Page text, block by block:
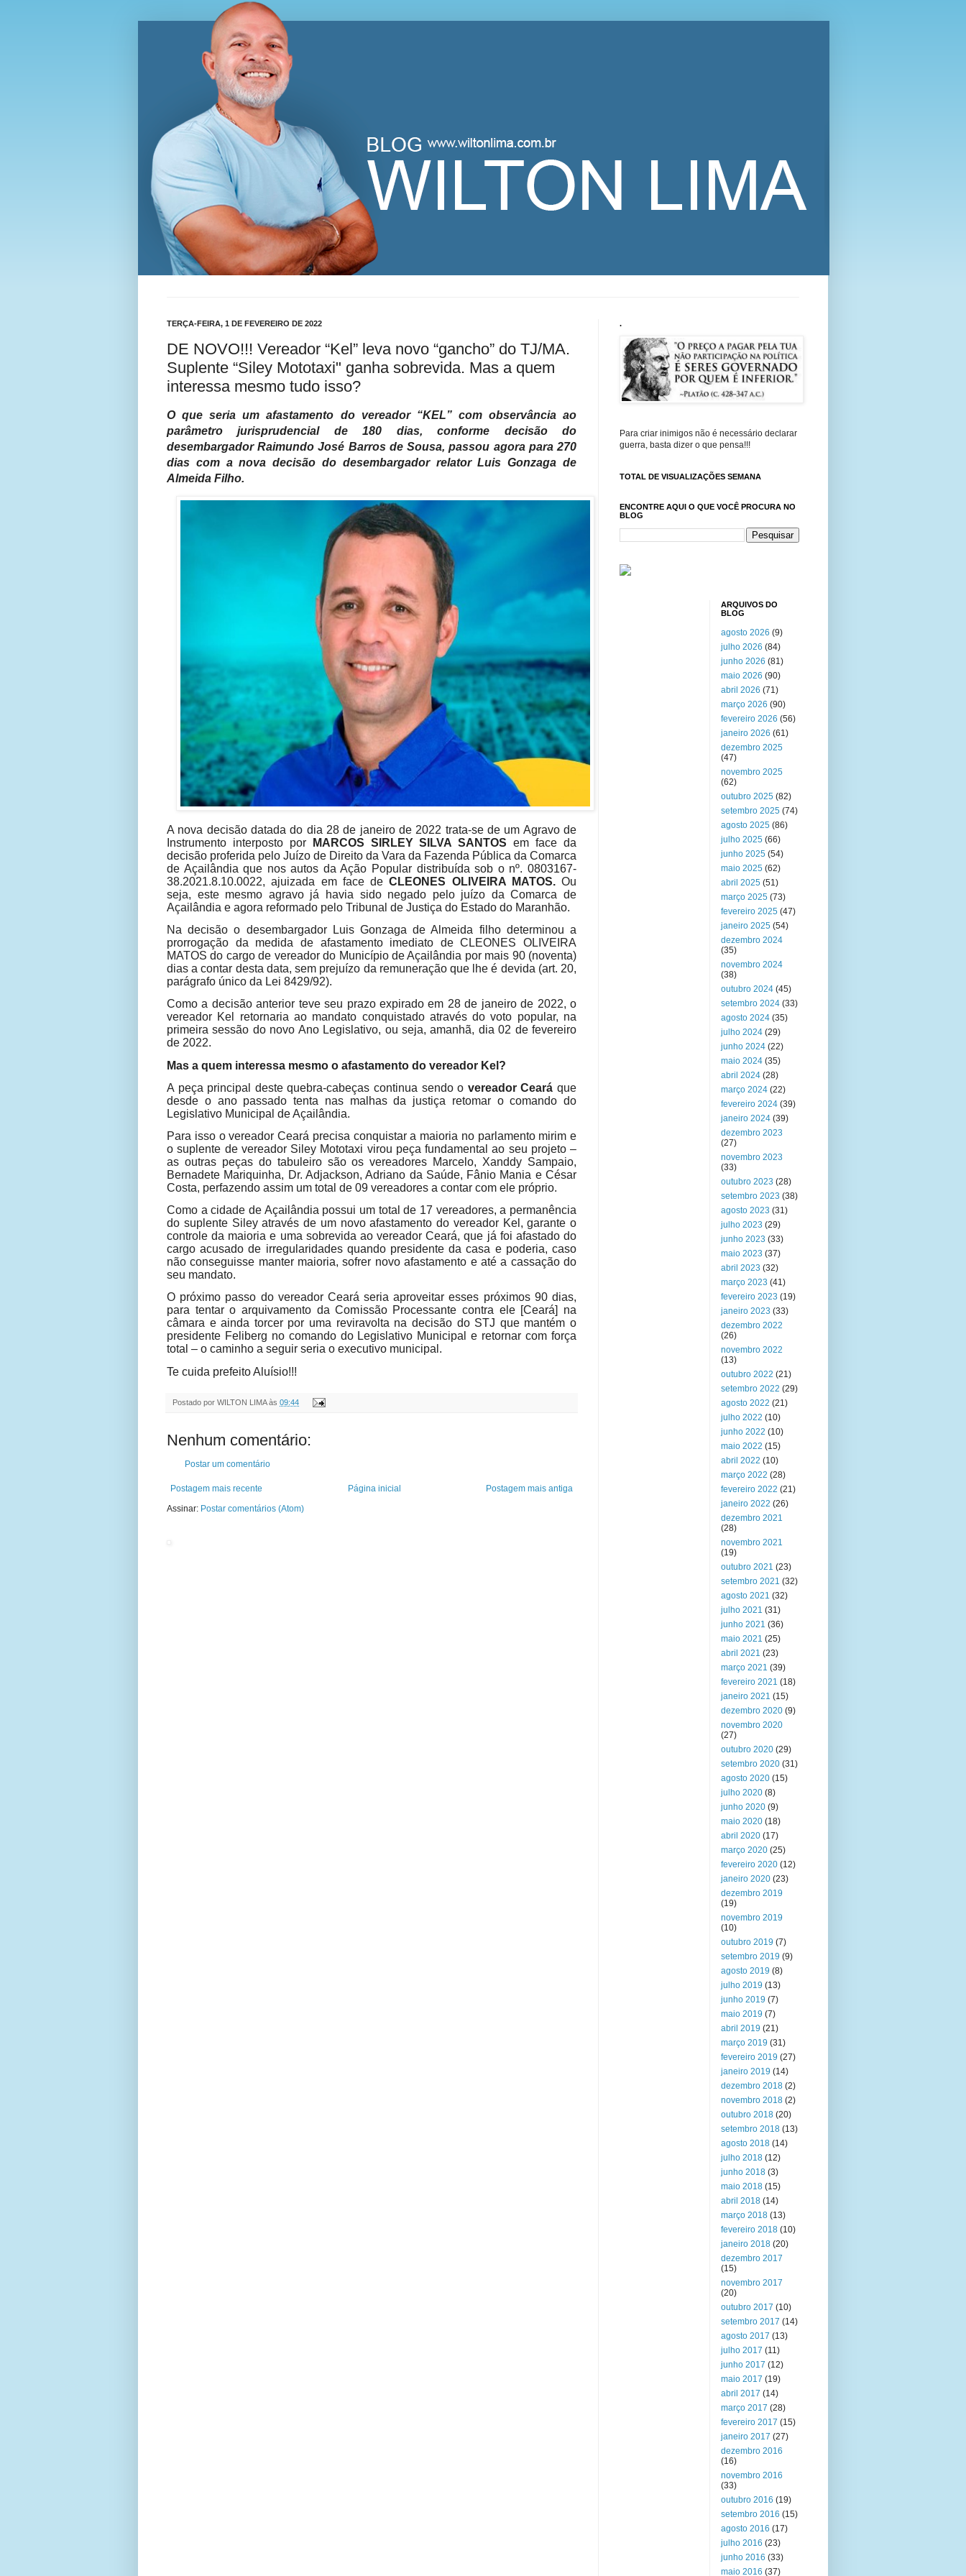
Blog Wilton Lima
TERÇA-FEIRA, 1 DE FEVEREIRO DE 2022
DE NOVO!!! Vereador “Kel” leva novo “gancho” do TJ/MA.
Suplente “Siley Mototaxi" ganha sobrevida. Mas a quem
interessa mesmo tudo isso?
O que seria um afastamento do vereador “KEL” com observância ao
parâmetro jurisprudencial de 180 dias, conforme decisão do
desembargador Raimundo José Barros de Sousa, passou agora para 270
dias com a nova decisão do desembargador relator Luis Gonzaga de
Almeida Filho.
A nova decisão datada do dia 28 de janeiro de 2022 trata-se de um Agravo de
Instrumento interposto por
MARCOS SIRLEY SILVA SANTOS em face da
decisão proferida pelo Juízo de Direito da Vara da Fazenda Pública da Comarca
de Açailândia que nos autos da Ação Popular distribuída sob o nº. 0803167-
38.2021.8.10.0022, ajuizada em face deCLEONES OLIVEIRA MATOS. Ou
seja, este mesmo agravo já havia sido negado pelo juízo da Comarca de
Açailândia e agora reformado pelo Tribunal de Justiça do Estado do Maranhão.
Na decisão o desembargador Luis Gonzaga de Almeida filho determinou a
prorrogação da medida de afastamento imediato de CLEONES OLIVEIRA
MATOS do cargo de vereador do Município de Açailândia por mais 90 (noventa)
dias a contar desta data, sem prejuízo da remuneração que lhe é devida (art. 20,
parágrafo único da Lei 8429/92).
Como a decisão anterior teve seu prazo expirado em 28 de janeiro de 2022, o
vereador Kel retornaria ao mandato conquistado através do voto popular, na
primeira sessão do novo Ano Legislativo, ou seja, amanhã, dia 02 de fevereiro
de 2022.
Mas a quem interessa mesmo o afastamento do vereador Kel?
A peça principal deste quebra-cabeças continua sendo o vereador Ceará que
desde o ano passado tenta nas malhas da justiça retomar o comando do
Legislativo Municipal de Açailândia.
Para isso o vereador Ceará precisa conquistar a maioria no parlamento mirim e
o suplente de vereador Siley Mototaxi virou peça fundamental ao seu projeto –
as outras peças do tabuleiro são os vereadores Marcelo, Xanddy Sampaio,
Bernadete Mariquinha, Dr. Adjackson, Adriano da Saúde, Fânio Mania e César
Costa, perfazendo assim um total de 09 vereadores a contar com ele próprio.
Como a cidade de Açailândia possui um total de 17 vereadores, a permanência
do suplente Siley através de um novo afastamento do vereador Kel, garante o
controle da maioria e uma sobrevida ao vereador Ceará, que já foi afastado do
cargo acusado de irregularidades quando presidente da casa e poderia, caso
não conseguisse manter maioria, sofrer novo afastamento e até a cassação do
seu mandato.
O próximo passo do vereador Ceará seria aproveitar esses próximos 90 dias,
para tentar o arquivamento da Comissão Processante contra ele [Ceará] na
câmara e ainda torcer por uma reviravolta na decisão do STJ que mantém o
presidente Feliberg no comando do Legislativo Municipal e retornar com força
total – o caminho a seguir seria o executivo municipal.
Te cuida prefeito Aluísio!!!
Postado por WILTON LIMA às 09:44
Nenhum comentário:
Postar um comentário
Postagem mais recente Postagem mais antiga
Página inicial
Assinar: Postar comentários (Atom)
.
Para criar inimigos não é necessário declarar
guerra, basta dizer o que pensa!!!
TOTAL DE VISUALIZAÇÕES SEMANA
ENCONTRE AQUI O QUE VOCÊ PROCURA NO
BLOG
ARQUIVOS DO
BLOG
agosto 2026 (9)
julho 2026 (84)
junho 2026 (81)
maio 2026 (90)
abril 2026 (71)
março 2026 (90)
fevereiro 2026 (56)
janeiro 2026 (61)
dezembro 2025
(47)
novembro 2025
(62)
outubro 2025 (82)
setembro 2025 (74)
agosto 2025 (86)
julho 2025 (66)
junho 2025 (54)
maio 2025 (62)
abril 2025 (51)
março 2025 (73)
fevereiro 2025 (47)
janeiro 2025 (54)
dezembro 2024
(35)
novembro 2024
(38)
outubro 2024 (45)
setembro 2024 (33)
agosto 2024 (35)
julho 2024 (29)
junho 2024 (22)
maio 2024 (35)
abril 2024 (28)
março 2024 (22)
fevereiro 2024 (39)
janeiro 2024 (39)
dezembro 2023
(27)
novembro 2023
(33)
outubro 2023 (28)
setembro 2023 (38)
agosto 2023 (31)
julho 2023 (29)
junho 2023 (33)
maio 2023 (37)
abril 2023 (32)
março 2023 (41)
fevereiro 2023 (19)
janeiro 2023 (33)
dezembro 2022
(26)
novembro 2022
(13)
outubro 2022 (21)
setembro 2022 (29)
agosto 2022 (21)
julho 2022 (10)
junho 2022 (10)
maio 2022 (15)
abril 2022 (10)
março 2022 (28)
fevereiro 2022 (21)
janeiro 2022 (26)
dezembro 2021
(28)
novembro 2021
(19)
outubro 2021 (23)
setembro 2021 (32)
agosto 2021 (32)
julho 2021 (31)
junho 2021 (36)
maio 2021 (25)
abril 2021 (23)
março 2021 (39)
fevereiro 2021 (18)
janeiro 2021 (15)
dezembro 2020 (9)
novembro 2020
(27)
outubro 2020 (29)
setembro 2020 (31)
agosto 2020 (15)
julho 2020 (8)
junho 2020 (9)
maio 2020 (18)
abril 2020 (17)
março 2020 (25)
fevereiro 2020 (12)
janeiro 2020 (23)
dezembro 2019
(19)
novembro 2019
(10)
outubro 2019 (7)
setembro 2019 (9)
agosto 2019 (8)
julho 2019 (13)
junho 2019 (7)
maio 2019 (7)
abril 2019 (21)
março 2019 (31)
fevereiro 2019 (27)
janeiro 2019 (14)
dezembro 2018 (2)
novembro 2018 (2)
outubro 2018 (20)
setembro 2018 (13)
agosto 2018 (14)
julho 2018 (12)
junho 2018 (3)
maio 2018 (15)
abril 2018 (14)
março 2018 (13)
fevereiro 2018 (10)
janeiro 2018 (20)
dezembro 2017
(15)
novembro 2017
(20)
outubro 2017 (10)
setembro 2017 (14)
agosto 2017 (13)
julho 2017 (11)
junho 2017 (12)
maio 2017 (19)
abril 2017 (14)
março 2017 (28)
fevereiro 2017 (15)
janeiro 2017 (27)
dezembro 2016
(16)
novembro 2016
(33)
outubro 2016 (19)
setembro 2016 (15)
agosto 2016 (17)
julho 2016 (23)
junho 2016 (33)
maio 2016 (37)